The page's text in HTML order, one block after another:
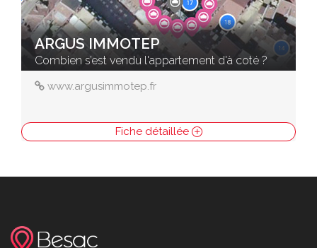
ARGUS IMMOTEP
Combien s’est vendu l'appartement d'à coté ?
www.argusimmotep.fr
Fiche détaillée